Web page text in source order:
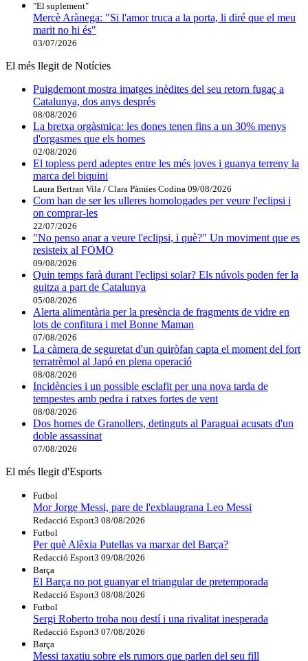
"El suplement"
Mercè Arànega: "Si l'amor truca a la porta, li diré que el meu
marit no hi és"
03/07/2026
El més llegit de Notícies
Puigdemont mostra imatges inèdites del seu retorn fugaç a
Catalunya, dos anys després
08/08/2026
La bretxa orgàsmica: les dones tenen fins a un 30% menys
d'orgasmes que els homes
02/08/2026
El topless perd adeptes entre les més joves i guanya terreny la
marca del biquini
Laura Bertran Vila / Clara Pàmies Codina 09/08/2026
Com han de ser les ulleres homologades per veure l'eclipsi i
on comprar-les
22/07/2026
"No penso anar a veure l'eclipsi, i què?" Un moviment que es
resisteix al FOMO
09/08/2026
Quin temps farà durant l'eclipsi solar? Els núvols poden fer la
guitza a part de Catalunya
05/08/2026
Alerta alimentària per la presència de fragments de vidre en
lots de confitura i mel Bonne Maman
07/08/2026
La càmera de seguretat d'un quiròfan capta el moment del fort
terratrèmol al Japó en plena operació
08/08/2026
Incidències i un possible esclafit per una nova tarda de
tempestes amb pedra i ratxes fortes de vent
08/08/2026
Dos homes de Granollers, detinguts al Paraguai acusats d'un
doble assassinat
07/08/2026
El més llegit d'Esports
Futbol
Mor Jorge Messi, pare de l'exblaugrana Leo Messi
Redacció Esport3 08/08/2026
Futbol
Per què Alèxia Putellas va marxar del Barça?
Redacció Esport3 09/08/2026
Barça
El Barça no pot guanyar el triangular de pretemporada
Redacció Esport3 08/08/2026
Futbol
Sergi Roberto troba nou destí i una rivalitat inesperada
Redacció Esport3 07/08/2026
Barça
Messi taxatiu sobre els rumors que parlen del seu fill